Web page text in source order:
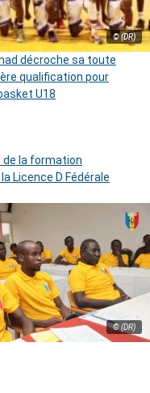
© (DR)
décroche sa toute
qualification pour
U18
de la formation
Licence D Fédérale
© (DR)